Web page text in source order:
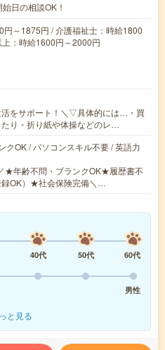
日の相談OK！
～1875円 / 介護福祉士：時給1800
：時給1600円～2000円
活をサポート！＼▽具体的には…・買
り・折り紙や体操などのレ…
クOK / パソコンスキル不要 / 英語力
★年齢不問・ブランクOK★履歴書不
録OK）★社会保険完備＼…
40代 50代
60代
男性
と見る